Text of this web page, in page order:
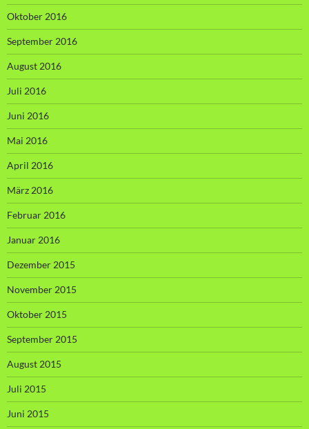
Oktober 2016
September 2016
August 2016
Juli 2016
Juni 2016
Mai 2016
April 2016
März 2016
Februar 2016
Januar 2016
Dezember 2015
November 2015
Oktober 2015
September 2015
August 2015
Juli 2015
Juni 2015